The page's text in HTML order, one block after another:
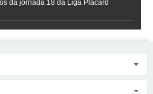
da jornada 18 da Liga Placard